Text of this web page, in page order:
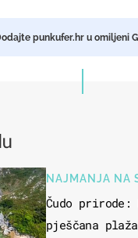
punkufer.hr u omiljeni
NAJMANJA NA
Čudo prirode:
pješčana